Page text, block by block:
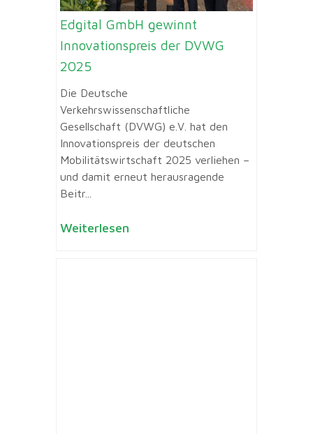
Edgital GmbH gewinnt
Innovationspreis der DVWG
2025
Die Deutsche
Verkehrswissenschaftliche
Gesellschaft (DVWG) e.V. hat den
Innovationspreis der deutschen
Mobilitätswirtschaft 2025 verliehen –
und damit erneut herausragende
Beitr...
Weiterlesen